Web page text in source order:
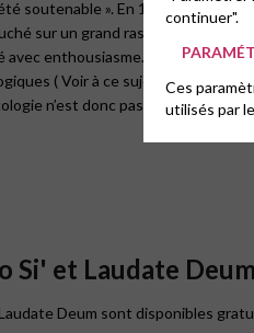
soutenable ». En 1983, il avait
sur un grand rassemblement à
enthousiasme. En revanche,
( Voir à ce sujet l’article sur
n’est donc pas un effet de
Si' et Laudate
Deum sont disponibles
continuer".
Ces
utilisés par